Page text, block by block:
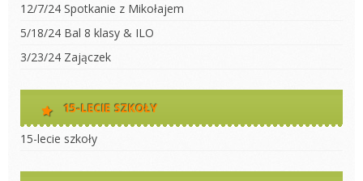
12/7/24 Spotkanie z Mikołajem
5/18/24 Bal 8 klasy & ILO
3/23/24 Zajączek
15-LECIE SZKOŁY
15-lecie szkoły